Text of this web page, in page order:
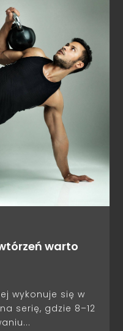
warto
wykonuje się w
serię, gdzie 8–12